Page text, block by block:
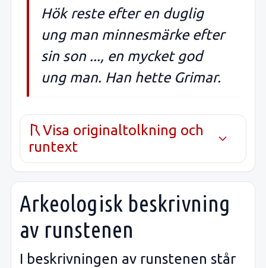
Hök reste efter en duglig
ung man minnesmärke efter
sin son ..., en mycket god
ung man. Han hette Grimar.
Visa originaltolkning och
runtext
Arkeologisk beskrivning
av runstenen
I beskrivningen av runstenen står